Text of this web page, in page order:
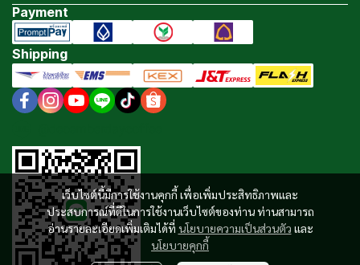
เว็บไซต์นี้มีการใช้งานคุกกี้ เพื่อเพิ่มประสิทธิภาพและ
ประสบการณ์ที่ดีในการใช้งานเว็บไซต์ของท่าน ท่านสามารถ
อ่านรายละเอียดเพิ่มเติมได้ที่ นโยบายความเป็นส่วนตัว และ
นโยบายคุกกี้
Payment
Shipping